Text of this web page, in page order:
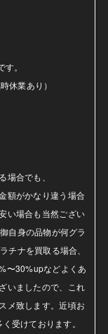
。
休業あり）
場合でも、
額がかなり違う場合
い場合も当然ござい
自身の品物が何グラ
チナを買取る場合、
〜30%upなどよくあ
いましたので、これ
メ致します。近頃お
受けております。